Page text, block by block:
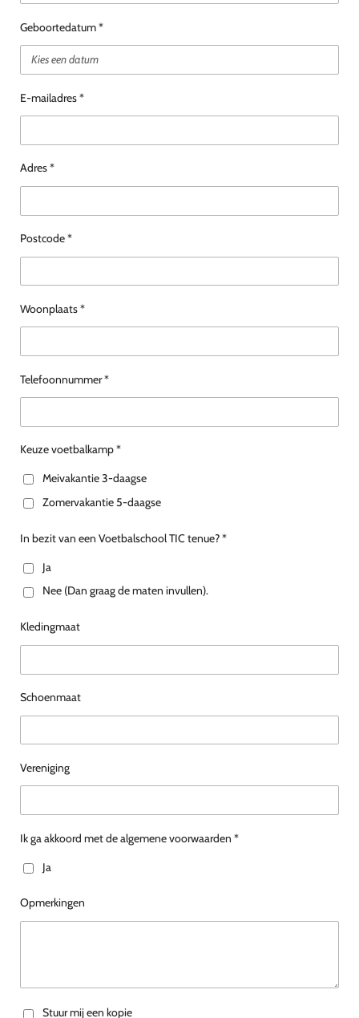
Geboortedatum *
E-mailadres *
Adres *
Postcode *
Woonplaats *
Telefoonnummer *
Keuze voetbalkamp *
Meivakantie 3-daagse
Zomervakantie 5-daagse
In bezit van een Voetbalschool TIC tenue? *
Ja
Nee (Dan graag de maten invullen).
Kledingmaat
Schoenmaat
Vereniging
Ik ga akkoord met de algemene voorwaarden *
Ja
Opmerkingen
Stuur mij een kopie